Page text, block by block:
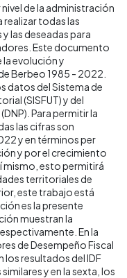
de la administración
realizar todas las
las deseadas para
Este documento
la evolución y
Berbeo 1985 - 2022.
datos del Sistema de
(SISFUT) y del
Para permitir la
las cifras son
y en términos per
y por el crecimiento
mismo, esto permitirá
territoriales de
este trabajo está
es la presente
muestran la
En la
de Desempeño Fiscal
los resultados del IDF
y en la sexta, los